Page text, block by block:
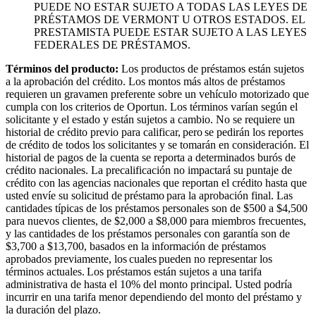
PUEDE NO ESTAR SUJETO A TODAS LAS LEYES DE
PRÉSTAMOS DE VERMONT U OTROS ESTADOS. EL
PRESTAMISTA PUEDE ESTAR SUJETO A LAS LEYES
FEDERALES DE PRÉSTAMOS.
Términos del producto: Los productos de préstamos están sujetos
a la aprobación del crédito. Los montos más altos de préstamos
requieren un gravamen preferente sobre un vehículo motorizado que
cumpla con los criterios de Oportun. Los términos varían según el
solicitante y el estado y están sujetos a cambio. No se requiere un
historial de crédito previo para calificar, pero se pedirán los reportes
de crédito de todos los solicitantes y se tomarán en consideración. El
historial de pagos de la cuenta se reporta a determinados burós de
crédito nacionales. La precalificación no impactará su puntaje de
crédito con las agencias nacionales que reportan el crédito hasta que
usted envíe su solicitud de préstamo para la aprobación final. Las
cantidades típicas de los préstamos personales son de $500 a $4,500
para nuevos clientes, de $2,000 a $8,000 para miembros frecuentes,
y las cantidades de los préstamos personales con garantía son de
$3,700 a $13,700, basados en la información de préstamos
aprobados previamente, los cuales pueden no representar los
términos actuales. Los préstamos están sujetos a una tarifa
administrativa de hasta el 10% del monto principal. Usted podría
incurrir en una tarifa menor dependiendo del monto del préstamo y
la duración del plazo.